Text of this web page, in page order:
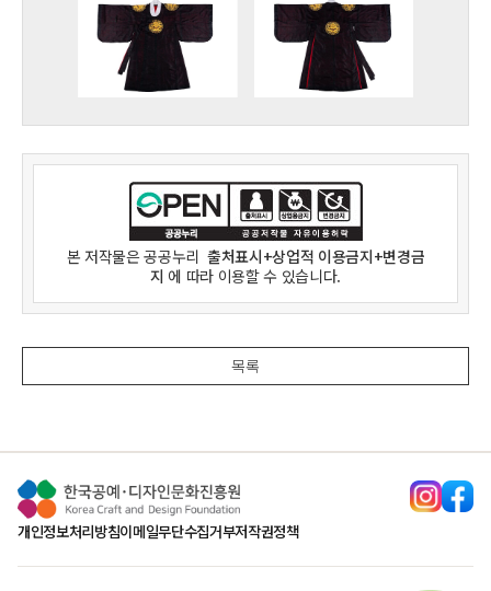
본 저작물은공공누리 출처표시+상업적 이용금지+변경금
지 에 따라 이용할 수 있습니다.
목록
개인정보처리방침이메일무단수집거부저작권정책